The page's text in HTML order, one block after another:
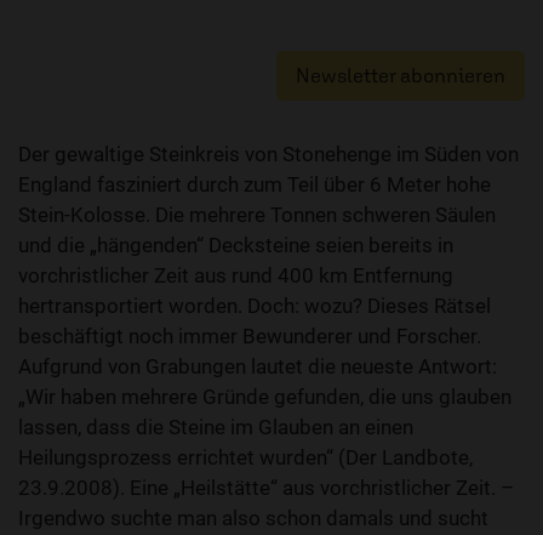
Newsletter abonnieren
Der gewaltige Steinkreis von Stonehenge im Süden von
England fasziniert durch zum Teil über 6 Meter hohe
Stein-Kolosse. Die mehrere Tonnen schweren Säulen
und die „hängenden“ Decksteine seien bereits in
vorchristlicher Zeit aus rund 400 km Entfernung
hertransportiert worden. Doch: wozu? Dieses Rätsel
beschäftigt noch immer Bewunderer und Forscher.
Aufgrund von Grabungen lautet die neueste Antwort:
„Wir haben mehrere Gründe gefunden, die uns glauben
lassen, dass die Steine im Glauben an einen
Heilungsprozess errichtet wurden“ (Der Landbote,
23.9.2008). Eine „Heilstätte“ aus vorchristlicher Zeit. –
Irgendwo suchte man also schon damals und sucht